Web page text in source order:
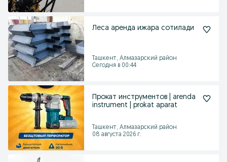
Леса аренда ижара сотилади
Ташкент, Алмазарский район
Сегодня в 00:44
Прокат инструментов | arenda
instrument | prokat aparat
Ташкент, Алмазарский район
08 августа 2026 г.